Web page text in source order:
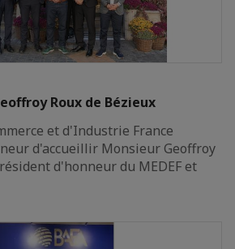
Roux de Bézieux
et d'Industrie France
d'accueillir Monsieur Geoffroy
d'honneur du MEDEF et